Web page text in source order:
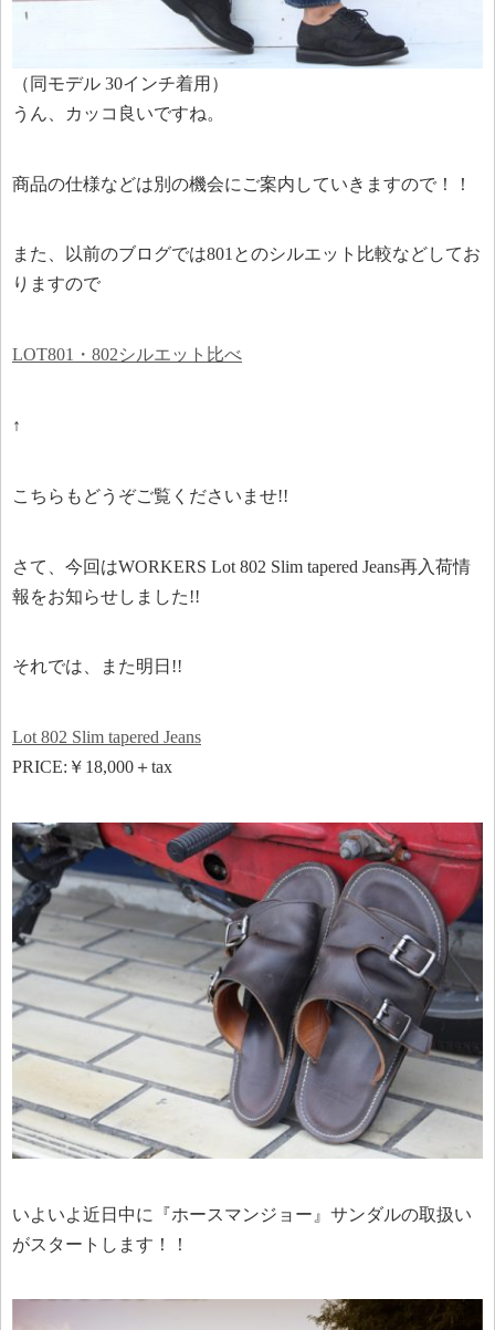
（同モデル 30インチ着用）
うん、カッコ良いですね。
商品の仕様などは別の機会にご案内していきますので！！
また、以前のブログでは801とのシルエット比較などしてお
りますので
LOT801・802シルエット比べ
↑
こちらもどうぞご覧くださいませ!!
さて、今回はWORKERS Lot 802 Slim tapered Jeans再入荷情
報をお知らせしました!!
それでは、また明日!!
Lot 802 Slim tapered Jeans
PRICE:￥18,000＋tax
いよいよ近日中に『ホースマンジョー』サンダルの取扱い
がスタートします！！